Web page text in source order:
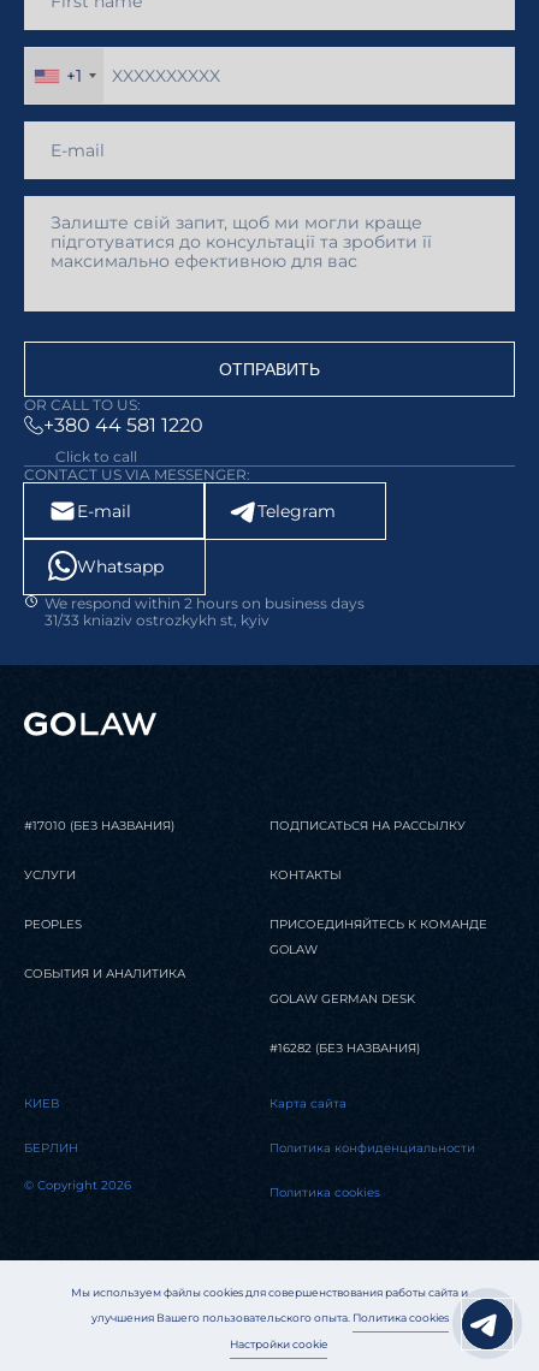
+1
ОТПРАВИТЬ
OR CALL TO US:
+380 44 581 1220
Click to call
CONTACT US VIA MESSENGER:
E-mail Telegram
Whatsapp
We respond within 2 hours on business days
31/33 kniaziv ostrozkykh st, kyiv
Мы используем файлы cookies для совершенствования работы сайта и
улучшения Вашего пользовательского опыта. Политика cookies
Настройки cookie
#17010 (БЕЗ НАЗВАНИЯ)
УСЛУГИ
PEOPLES
СОБЫТИЯ И АНАЛИТИКА
ПОДПИСАТЬСЯ НА РАССЫЛКУ
КОНТАКТЫ
ПРИСОЕДИНЯЙТЕСЬ К КОМАНДЕ
GOLAW
GOLAW GERMAN DESK
#16282 (БЕЗ НАЗВАНИЯ)
КИЕВ
БЕРЛИН
© Copyright 2026
Карта сайта
Политика конфиденциальности
Политика cookies